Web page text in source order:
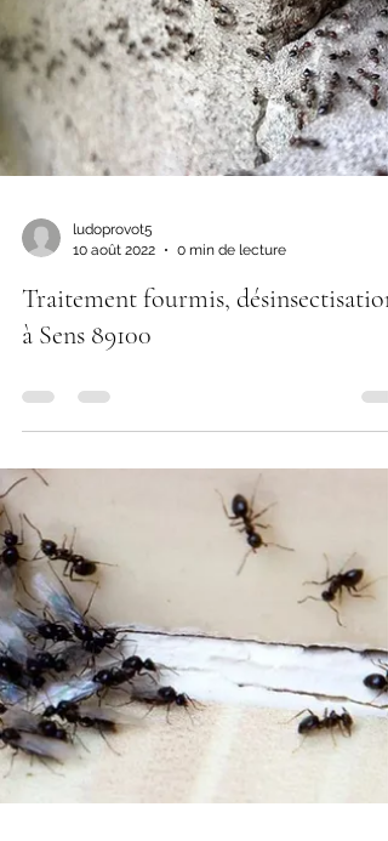
10 août 2022
0 min de lecture
Traitement fourmis, désinsectisation